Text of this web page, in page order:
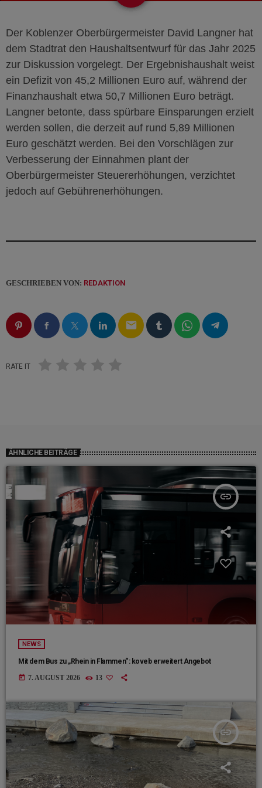
Der Koblenzer Oberbürgermeister David Langner hat
dem Stadtrat den Haushaltsentwurf für das Jahr 2025
zur Diskussion vorgelegt. Der Ergebnishaushalt weist
ein Defizit von 45,2 Millionen Euro auf, während der
Finanzhaushalt etwa 50,7 Millionen Euro beträgt.
Langner betonte, dass spürbare Einsparungen erzielt
werden sollen, die derzeit auf rund 5,89 Millionen
Euro geschätzt werden. Bei den Vorschlägen zur
Verbesserung der Einnahmen plant der
Oberbürgermeister Steuererhöhungen, verzichtet
jedoch auf Gebührenerhöhungen.
GESCHRIEBEN VON: REDAKTION
email
RATE IT
ÄHNLICHE BEITRÄGE
insert_link
NEWS
Mit dem Bus zu „Rhein in Flammen“: koveb erweitert Angebot
today 7. AUGUST 2026 13
insert_link